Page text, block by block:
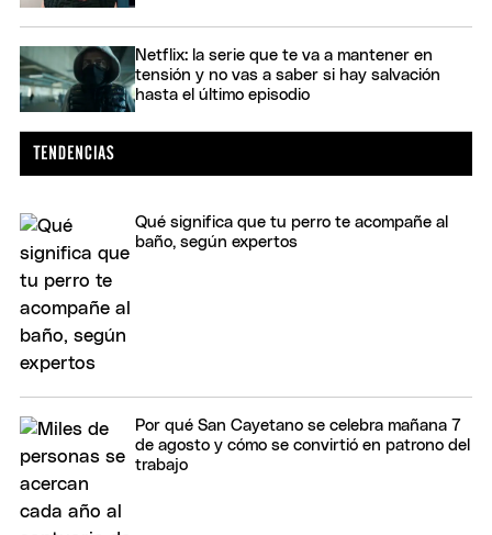
Netflix: la serie que te va a mantener en
tensión y no vas a saber si hay salvación
hasta el último episodio
Qué significa que tu perro te acompañe al
baño, según expertos
Por qué San Cayetano se celebra mañana 7
de agosto y cómo se convirtió en patrono del
trabajo